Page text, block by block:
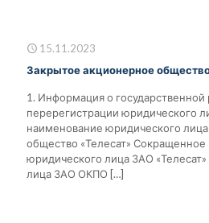
15.11.2023
Закрытое акционерное общество
1. Информация о государственной
перерегистрации юридического
наименование юридического
общество «Телесат»
юридического лица ЗАО
лица ЗАО ОКПО […]